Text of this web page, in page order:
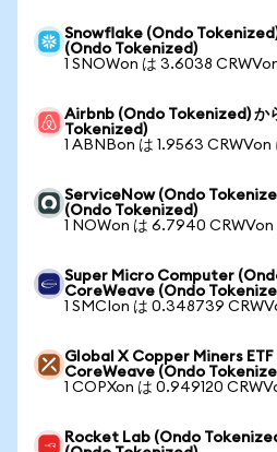
Snowflake (Ondo
(Ondo Tokenized)
1 SNOWon は 3.6038
Airbnb (Ondo Tokenized) か
Tokenized)
1 ABNBon は 1.9563 CRWVon
ServiceNow (Ondo
(Ondo Tokenized)
1 NOWon は 6.7940 CRWVon
Super Micro Computer
CoreWeave (Ondo
1 SMCIon は 0.348739
Global X Copper Miners
CoreWeave (Ondo
1 COPXon は 0.949120
Rocket Lab (Ondo